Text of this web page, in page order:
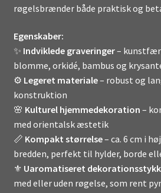
røgelsbrænder både praktisk og
Egenskaber:
✨ Indviklede graveringer–
blomme, orkidé, bambus og
⚙️ Legeret materiale– robust og
konstruktion
🌸 Kulturel hjemmedekoration –
med orientalsk æstetik
📏 Kompakt størrelse– ca. 6 cm i
bredden, perfekt til hylder, borde
⚜️ Uaromatiseret
med eller uden røgelse, som rent